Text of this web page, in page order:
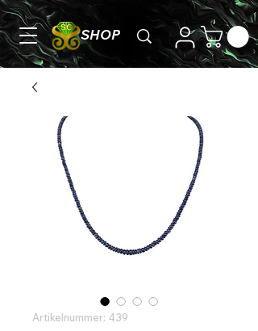
SHOP
Artikelnummer: 439